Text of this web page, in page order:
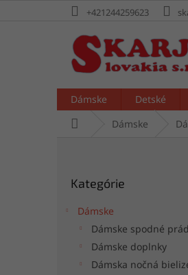
+421244259623
Dámske Detské
DomovDámske
kategórie
Kategórie
Dámske
Dámske spodné
Dámske doplnky
Dámska nočná